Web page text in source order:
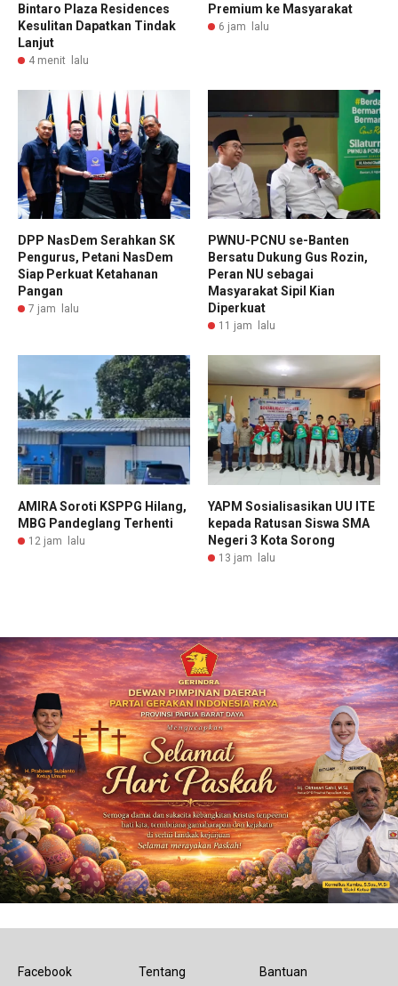
Bintaro Plaza Residences
Kesulitan Dapatkan Tindak
Lanjut
4 menit lalu
Premium ke Masyarakat
6 jam lalu
DPP NasDem Serahkan SK
Pengurus, Petani NasDem
Siap Perkuat Ketahanan
Pangan
7 jam lalu
PWNU-PCNU se-Banten
Bersatu Dukung Gus Rozin,
Peran NU sebagai
Masyarakat Sipil Kian
Diperkuat
11 jam lalu
AMIRA Soroti KSPPG Hilang,
MBG Pandeglang Terhenti
12 jam lalu
YAPM Sosialisasikan UU ITE
kepada Ratusan Siswa SMA
Negeri 3 Kota Sorong
13 jam lalu
Facebook Tentang Bantuan